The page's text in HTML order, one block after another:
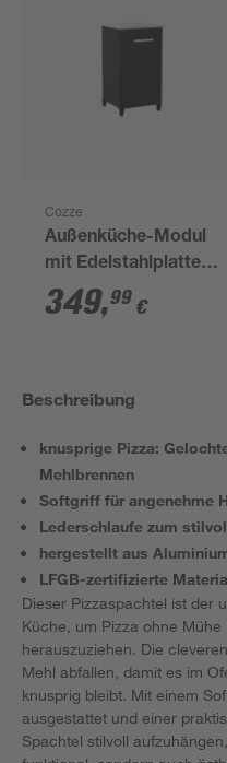
Cozze
Außenküche-Modul
mit Edelstahlplatte
63,5 x 110 x 67 cm
349,99 €
Beschreibung
knusprige Pizza:
Mehlbrennen
Softgriff für angenehme
Lederschlaufe zum
hergestellt aus
LFGB-zertifizierte
Dieser Pizzaspachtel ist der
Küche, um Pizza ohne
herauszuziehen. Die
Mehl abfallen, damit es im
knusprig bleibt. Mit einem
ausgestattet und einer
Spachtel stilvoll